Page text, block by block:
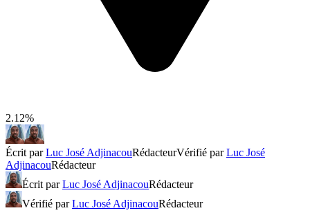
2.12%
Écrit parLuc José AdjinacouRédacteurVérifié parLuc José
AdjinacouRédacteur
Écrit parLuc José AdjinacouRédacteur
Vérifié parLuc José AdjinacouRédacteur